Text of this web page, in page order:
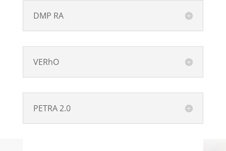
DMP RA
VERhO
PETRA 2.0